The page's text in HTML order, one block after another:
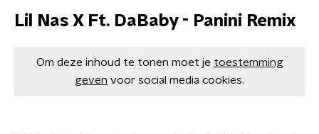
Lil Nas X Ft. DaBaby - Panini Remix
Om deze inhoud te tonen moet je toestemming
geven voor social media cookies.